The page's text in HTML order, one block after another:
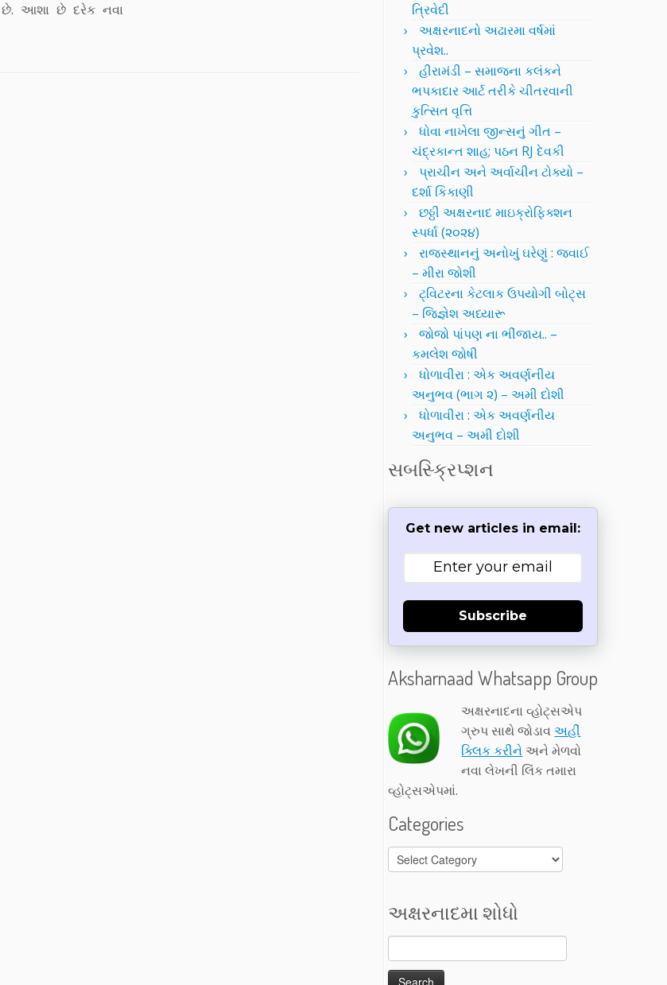
આશા છે દરેક નવા
ત્રિવેદી
અક્ષરનાદનો અઢારમા વર્ષમાં
પ્રવેશ..
હીરામંડી – સમાજના કલંકને
ભપકાદાર આર્ટ તરીકે ચીતરવાની
કુત્સિત વૃત્તિ
ધોવા નાખેલા જીન્સનું ગીત –
ચંદ્રકાન્ત શાહ; પઠન RJ દેવકી
પ્રાચીન અને અર્વાચીન ટોક્યો –
દર્શા કિકાણી
છઠ્ઠી અક્ષરનાદ માઇક્રોફિક્શન
સ્પર્ધા (૨૦૨૪)
રાજસ્થાનનું અનોખું ઘરેણું : જવાઈ
– મીરા જોશી
ટ્વિટરના કેટલાક ઉપયોગી બોટ્સ
– જિજ્ઞેશ અધ્યારૂ
જોજો પાંપણ ના ભીંજાય.. –
કમલેશ જોષી
ધોળાવીરા : એક અવર્ણનીય
અનુભવ (ભાગ ૨) – અમી દોશી
ધોળાવીરા : એક અવર્ણનીય
અનુભવ – અમી દોશી
સબસ્ક્રિપ્શન
Get new articles in email:
Subscribe
Aksharnaad Whatsapp Group
અક્ષરનાદના વ્હોટ્સએપ
ગ્રુપ સાથે જોડાવઅહીં
ક્લિક કરીને અને મેળવો
નવા લેખની લિંક તમારા
વ્હોટ્સએપમાં.
Categories
Categories
અક્ષરનાદમા શોધો